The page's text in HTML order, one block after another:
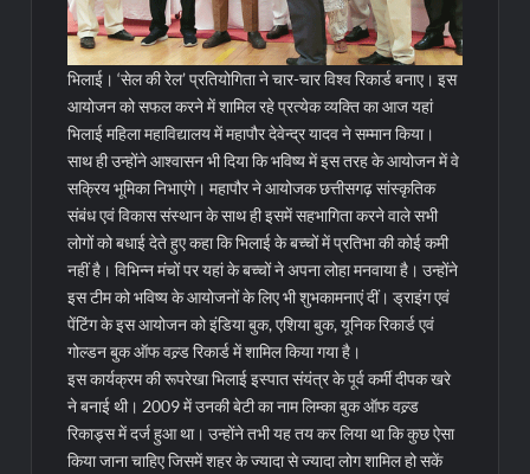
भिलाई। ‘सेल की रेल’ प्रतियोगिता ने चार-चार विश्व रिकार्ड बनाए। इस
आयोजन को सफल करने में शामिल रहे प्रत्येक व्यक्ति का आज यहां
भिलाई महिला महाविद्यालय में महापौर देवेन्द्र यादव ने सम्मान किया।
साथ ही उन्होंने आश्वासन भी दिया कि भविष्य में इस तरह के आयोजन में वे
सक्रिय भूमिका निभाएंगे। महापौर ने आयोजक छत्तीसगढ़ सांस्कृतिक
संबंध एवं विकास संस्थान के साथ ही इसमें सहभागिता करने वाले सभी
लोगों को बधाई देते हुए कहा कि भिलाई के बच्चों में प्रतिभा की कोई कमी
नहीं है।विभिन्न मंचों पर यहां के बच्चों ने अपना लोहा मनवाया है। उन्होंने
इस टीम को भविष्य के आयोजनों के लिए भी शुभकामनाएं दीं। ड्राइंग एवं
पेंटिंग के इस आयोजन को इंडिया बुक, एशिया बुक, यूनिक रिकार्ड एवं
गोल्डन बुक ऑफ वल्र्ड रिकार्ड में शामिल किया गया है।
इस कार्यक्रम की रूपरेखा भिलाई इस्पात संयंत्र के पूर्व कर्मी दीपक खरे
ने बनाई थी। 2009 में उनकी बेटी का नाम लिम्का बुक ऑफ वल्र्ड
रिकाड्र्स में दर्ज हुआ था। उन्होंने तभी यह तय कर लिया था कि कुछ ऐसा
किया जाना चाहिए जिसमें शहर के ज्यादा से ज्यादा लोग शामिल हो सकें